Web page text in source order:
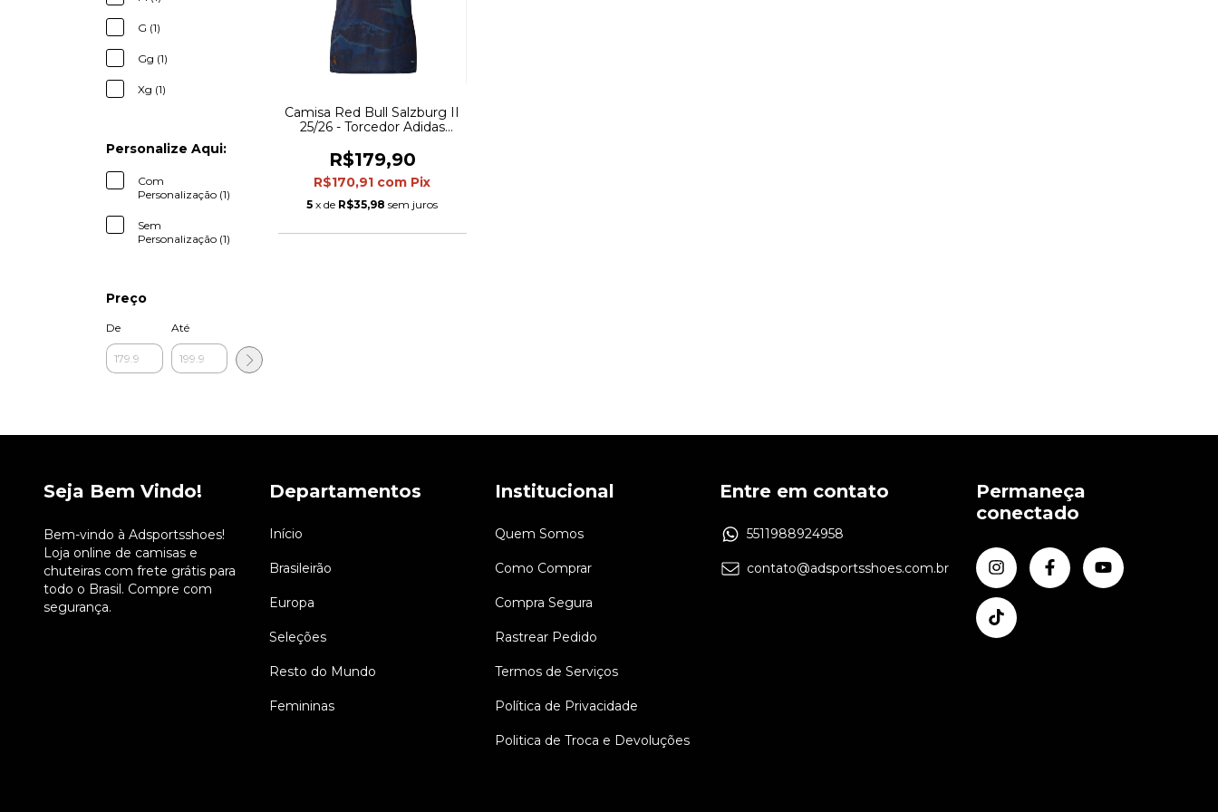
G (1)
Gg (1)
Xg (1)
Personalize Aqui:
Com
Personalização (1)
Sem
Personalização (1)
Preço
De Até
Camisa Red Bull Salzburg II
25/26 - Torcedor Adidas
R$179,90
R$170,91 com Pix
5 x de R$35,98 sem juros
Seja Bem Vindo!
Bem-vindo à Adsportsshoes!
Loja online de camisas e
chuteiras com frete grátis para
todo o Brasil. Compre com
segurança.
Departamentos
Início
Brasileirão
Europa
Seleções
Resto do Mundo
Femininas
Institucional
Quem Somos
Como Comprar
Compra Segura
Rastrear Pedido
Termos de Serviços
Política de Privacidade
Politica de Troca e Devoluções
Entre em contato
5511988924958
contato@adsportsshoes.com.br
Permaneça
conectado